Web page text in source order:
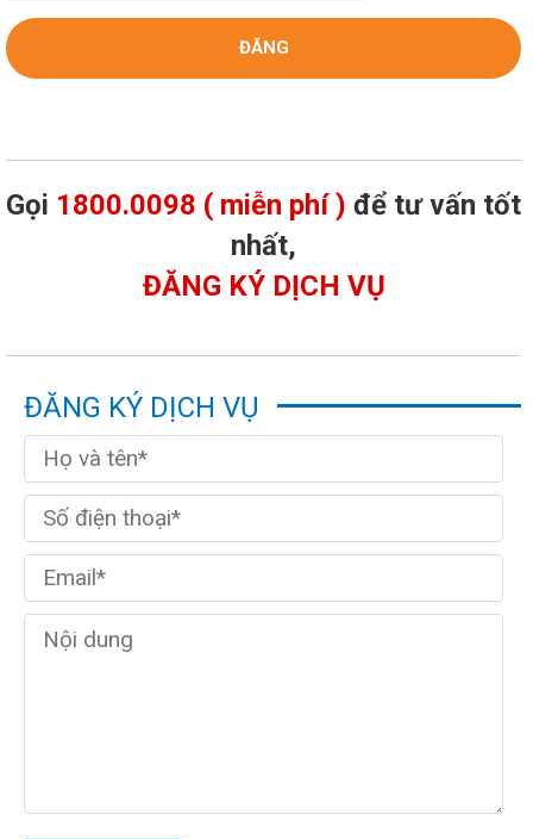
Gọi 1800.0098 ( miễn phí ) để tư vấn tốt
nhất,
ĐĂNG KÝ DỊCH VỤ
ĐĂNG KÝ DỊCH VỤ